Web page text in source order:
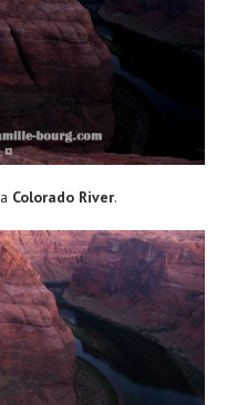
Colorado River.